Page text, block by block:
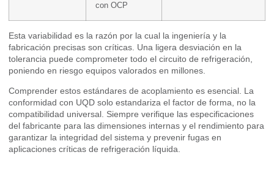
con OCP
Esta variabilidad es la razón por la cual la ingeniería y la
fabricación precisas son críticas. Una ligera desviación en la
tolerancia puede comprometer todo el circuito de refrigeración,
poniendo en riesgo equipos valorados en millones.
Comprender estos estándares de acoplamiento es esencial. La
conformidad con UQD solo estandariza el factor de forma, no la
compatibilidad universal. Siempre verifique las especificaciones
del fabricante para las dimensiones internas y el rendimiento para
garantizar la integridad del sistema y prevenir fugas en
aplicaciones críticas de refrigeración líquida.